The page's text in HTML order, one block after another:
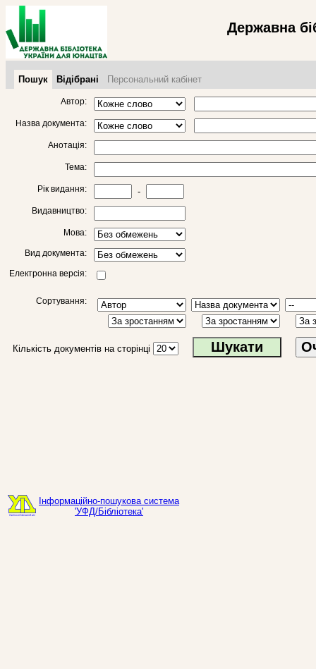
Державна
Пошук Відібрані Персональний кабінет
Автор:
Назва документа:
Анотація:
Тема:
Рік видання: -
Видавництво:
Мова:
Вид документа:
Електронна версія:
Сортування:
Кількість документів на сторінці
Інформаційно-пошукова система
'УФД/Бібліотека'